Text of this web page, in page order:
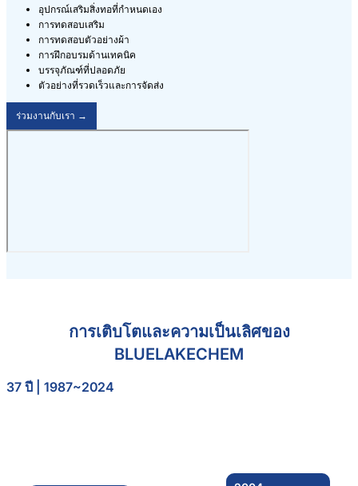
อุปกรณ์เสริมสิ่งทอที่กำหนดเอง
การทดสอบเสริม
การทดสอบตัวอย่างผ้า
การฝึกอบรมด้านเทคนิค
บรรจุภัณฑ์ที่ปลอดภัย
ตัวอย่างที่รวดเร็วและการจัดส่ง
ร่วมงานกับเรา →
การเติบโตและความเป็นเลิศของ
BLUELAKECHEM
37 ปี | 1987~2024